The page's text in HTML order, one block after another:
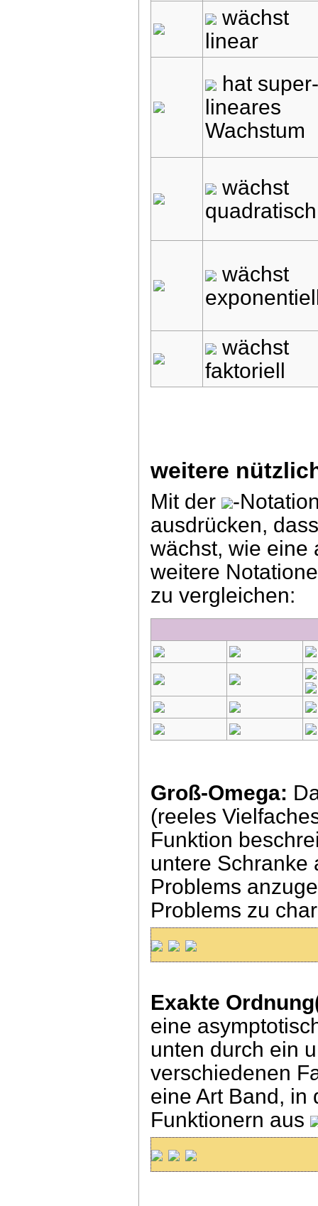
wächst
linear
hat
lineares
Wachstum
wächst
quadratisch
wächst
wächst
faktoriell
weitere
Mit der -
ausdrücken,
wächst, wie
weitere
zu vergleichen:
Groß-Omega:
(reeles
Funktion
untere Schranke
Problems
Problems zu
Exakte
eine
unten durch ein
verschiedenen
eine Art Band, in
Funktionern aus